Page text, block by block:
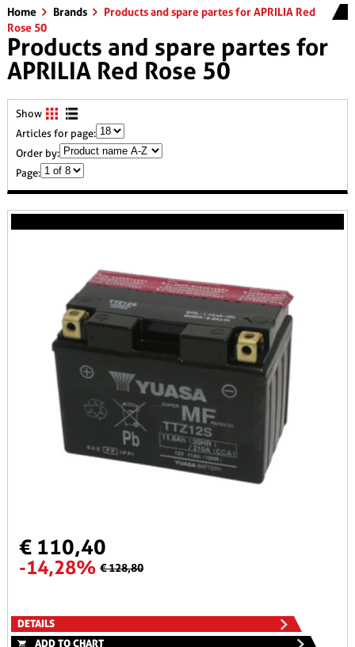
Home Brands
Products and spare partes for APRILIA Red
Rose 50
Products and spare partes for
APRILIA Red Rose 50
Show
Articles for page:
Order by:
Page:
€ 110,40
-14,28% € 128,80
DETAILS
ADD TO CHART